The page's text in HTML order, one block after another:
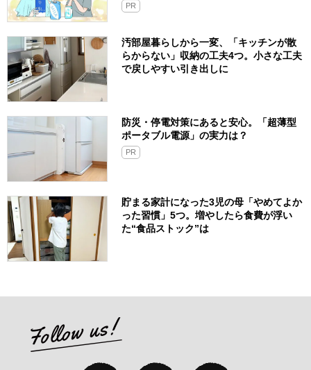
PR
汚部屋暮らしから一変、「キッチンが散
らからない」収納の工夫4つ。小さな工夫
で戻しやすい引き出しに
防災・停電対策にあると安心。「超薄型
ポータブル電源」の実力は？​
PR
貯まる家計になった3児の母「やめてよか
った習慣」5つ。増やしたら食費が浮い
た“食品ストック”は